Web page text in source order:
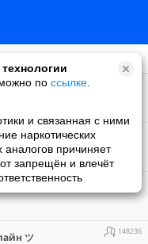
по ссылке
и связанная с ними
наркотических
аналогов причиняет
запрещён и влечёт
ツ
148236